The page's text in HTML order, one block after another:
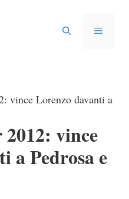
MENU
vince Lorenzo davanti a
vince
a Pedrosa e